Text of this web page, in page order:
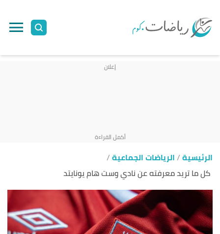
الرئيسية الرياضات الجماعية
كل ما تريد معرفته عن نادي وست هام يونايتد